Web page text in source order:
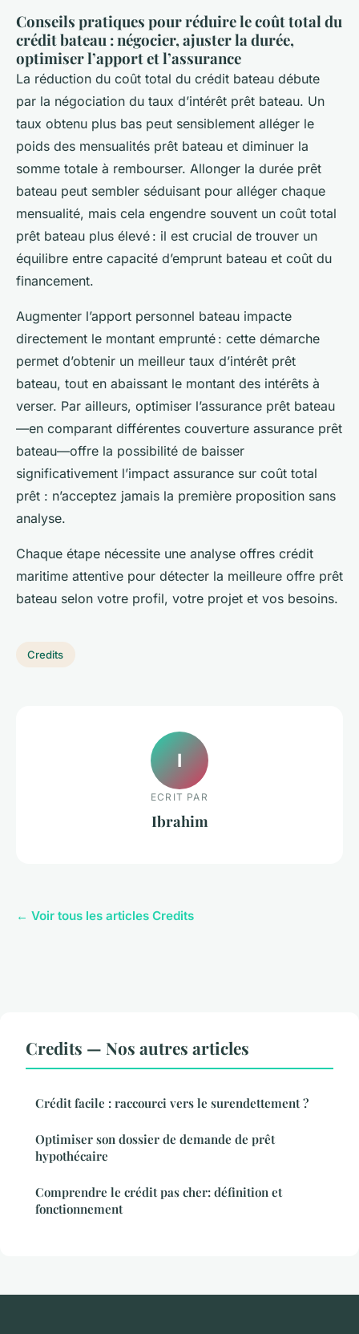
Conseils pratiques pour réduire le coût total du
crédit bateau : négocier, ajuster la durée,
optimiser l’apport et l’assurance
La réduction du coût total du crédit bateau débute
par la négociation du taux d’intérêt prêt bateau. Un
taux obtenu plus bas peut sensiblement alléger le
poids des mensualités prêt bateau et diminuer la
somme totale à rembourser. Allonger la durée prêt
bateau peut sembler séduisant pour alléger chaque
mensualité, mais cela engendre souvent un coût total
prêt bateau plus élevé : il est crucial de trouver un
équilibre entre capacité d’emprunt bateau et coût du
financement.
Augmenter l’apport personnel bateau impacte
directement le montant emprunté : cette démarche
permet d’obtenir un meilleur taux d’intérêt prêt
bateau, tout en abaissant le montant des intérêts à
verser. Par ailleurs, optimiser l’assurance prêt bateau
—en comparant différentes couverture assurance prêt
bateau—offre la possibilité de baisser
significativement l’impact assurance sur coût total
prêt : n’acceptez jamais la première proposition sans
analyse.
Chaque étape nécessite une analyse offres crédit
maritime attentive pour détecter la meilleure offre prêt
bateau selon votre profil, votre projet et vos besoins.
Credits
I
ECRIT PAR
Ibrahim
← Voir tous les articles Credits
Credits — Nos autres articles
Crédit facile : raccourci vers le surendettement ?
Optimiser son dossier de demande de prêt
hypothécaire
Comprendre le crédit pas cher: définition et
fonctionnement